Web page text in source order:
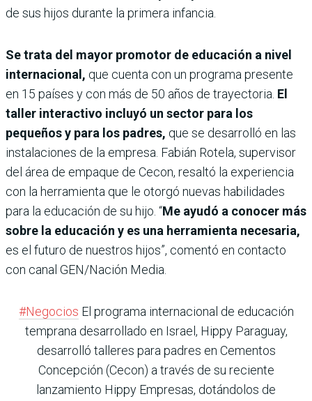
de sus hijos durante la primera infancia.
Se trata del mayor promotor de educación a nivel
internacional, que cuenta con un programa presente
en 15 países y con más de 50 años de trayectoria. El
taller interactivo incluyó un sector para los
pequeños y para los padres, que se desarrolló en las
instalaciones de la empresa. Fabián Rotela, supervisor
del área de empaque de Cecon, resaltó la experiencia
con la herramienta que le otorgó nuevas habilidades
para la educación de su hijo. “Me ayudó a conocer más
sobre la educación y es una herramienta necesaria,
es el futuro de nuestros hijos”, comentó en contacto
con canal GEN/Nación Media.
#Negocios El programa internacional de educación
temprana desarrollado en Israel, Hippy Paraguay,
desarrolló talleres para padres en Cementos
Concepción (Cecon) a través de su reciente
lanzamiento Hippy Empresas, dotándolos de